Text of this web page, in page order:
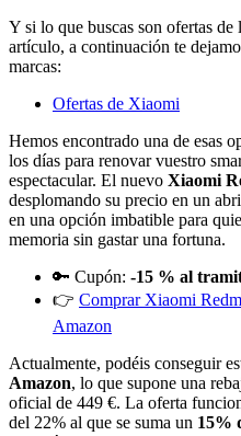
Y si lo que buscas son ofertas de
artículo, a continuación te
marcas:
Ofertas de Xiaomi
Hemos encontrado una de esas
los días para renovar vuestro
espectacular. El nuevo Xiaomi
desplomando su precio en un
en una opción imbatible para
memoria sin gastar una fortuna.
🔑 Cupón: -15 % al
👉 Comprar Xiaomi
Amazon
Actualmente, podéis conseguir
Amazon, lo que supone una
oficial de 449 €. La oferta
del 22% al que se suma un 15%